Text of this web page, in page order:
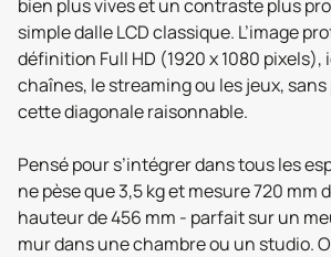
bien plus vives et un contraste plus
simple dalle LCD classique. L’image
définition Full HD (1920 x 1080 pixels),
chaînes, le streaming ou les jeux,
cette diagonale raisonnable.
Pensé pour s’intégrer dans tous les
ne pèse que 3,5 kg et mesure 720 mm
hauteur de 456 mm - parfait sur un
mur dans une chambre ou un studio.